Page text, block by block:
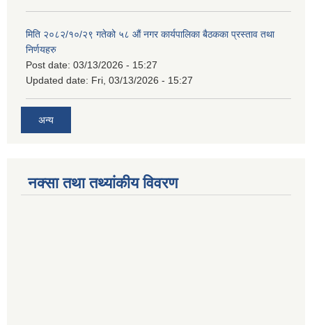
मिति २०८२/१०/२९ गतेको ५८ औं नगर कार्यपालिका बैठकका प्रस्ताव तथा
निर्णयहरु
Post date: 03/13/2026 - 15:27
Updated date: Fri, 03/13/2026 - 15:27
अन्य
नक्सा तथा तथ्यांकीय विवरण